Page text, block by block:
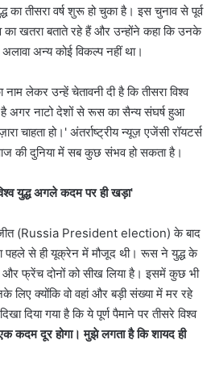
का तीसरा वर्ष शुरू हो चुका है। इस चुनाव से पूर्व
खतरा बताते रहे हैं और उन्होंने कहा कि उनके
अन्य कोई विकल्प नहीं था।
लेकर उन्हें चेतावनी दी है कि तीसरा विश्व
अगर नाटो देशों से रूस का सैन्य संघर्ष हुआ
चाहता हो।' अंतर्राष्ट्रीय न्यूज़ एजेंसी रॉयटर्स
की दुनिया में सब कुछ संभव हो सकता है।
युद्ध अगले कदम पर ही खड़ा'
(Russia President election) के बाद
पहले से ही यूक्रेन में मौजूद थी। रूस ने युद्ध के
और फ्रेंच दोनों को सीख लिया है। इसमें कुछ भी
क्योंकि वो वहां और बड़ी संख्या में मर रहे
दिया गया है कि ये पूर्ण पैमाने पर तीसरे विश्व
कदम दूर होगा। मुझे लगता है कि शायद ही